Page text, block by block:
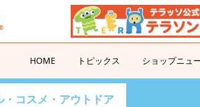
HOME トピックス ショップニュ
・コスメ・アウトドア